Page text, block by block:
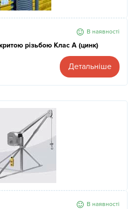
В наявності
різьбою Клас А (цинк)
Детальніше
В наявності